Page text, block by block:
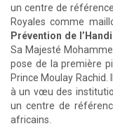
un centre de
Royales comme
Prévention de
Sa Majesté
pose de la première
Prince Moulay
à un vœu des
un centre de
africains.